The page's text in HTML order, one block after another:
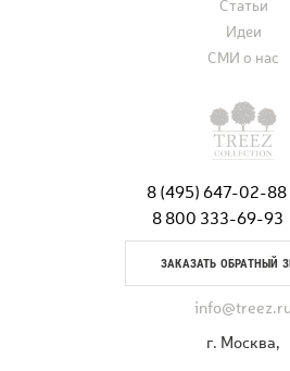
8 (495) 647-02-88
8 800 333-69-93
ЗАКАЗАТЬ ОБРАТНЫЙ
info@treez.ru
г. Москва,
Статьи
Идеи
СМИ о нас